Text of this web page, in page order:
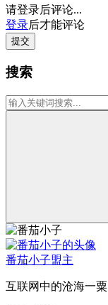
请登录后评论...
登录后才能评论
提交
搜索
番茄小子盟主
互联网中的沧海一粟